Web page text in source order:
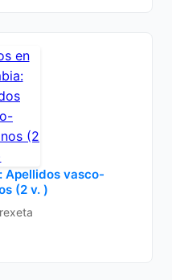
Apellidos vasco-
(2 v. )